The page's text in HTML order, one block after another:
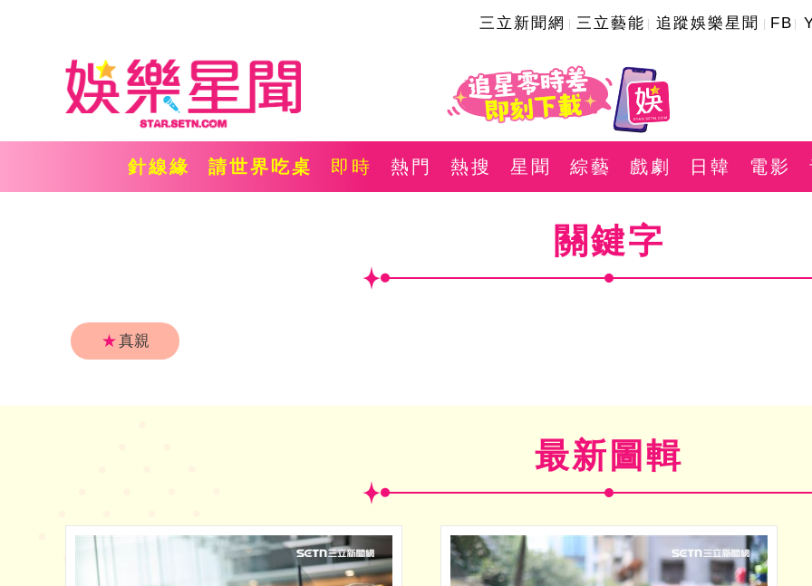
三立新聞網 三立藝能 追蹤娛樂星聞 FB
針線緣 請世界吃桌 即時 熱門 熱搜 星聞 綜藝 戲劇 日韓 電影
關鍵字
★真親
最新圖輯